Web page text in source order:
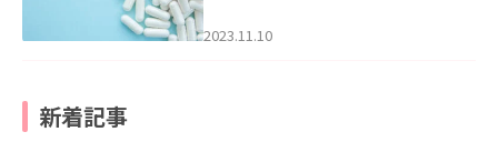
2023.11.10
新着記事